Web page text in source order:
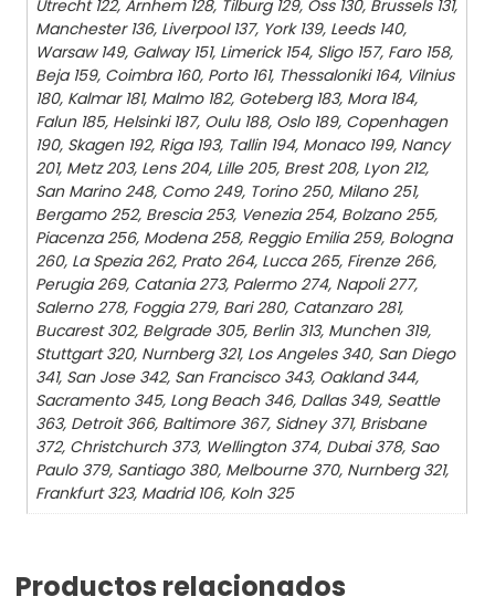
Utrecht 122, Arnhem 128, Tilburg 129, Oss 130, Brussels 131,
Manchester 136, Liverpool 137, York 139, Leeds 140,
Warsaw 149, Galway 151, Limerick 154, Sligo 157, Faro 158,
Beja 159, Coimbra 160, Porto 161, Thessaloniki 164, Vilnius
180, Kalmar 181, Malmo 182, Goteberg 183, Mora 184,
Falun 185, Helsinki 187, Oulu 188, Oslo 189, Copenhagen
190, Skagen 192, Riga 193, Tallin 194, Monaco 199, Nancy
201, Metz 203, Lens 204, Lille 205, Brest 208, Lyon 212,
San Marino 248, Como 249, Torino 250, Milano 251,
Bergamo 252, Brescia 253, Venezia 254, Bolzano 255,
Piacenza 256, Modena 258, Reggio Emilia 259, Bologna
260, La Spezia 262, Prato 264, Lucca 265, Firenze 266,
Perugia 269, Catania 273, Palermo 274, Napoli 277,
Salerno 278, Foggia 279, Bari 280, Catanzaro 281,
Bucarest 302, Belgrade 305, Berlin 313, Munchen 319,
Stuttgart 320, Nurnberg 321, Los Angeles 340, San Diego
341, San Jose 342, San Francisco 343, Oakland 344,
Sacramento 345, Long Beach 346, Dallas 349, Seattle
363, Detroit 366, Baltimore 367, Sidney 371, Brisbane
372, Christchurch 373, Wellington 374, Dubai 378, Sao
Paulo 379, Santiago 380, Melbourne 370, Nurnberg 321,
Frankfurt 323, Madrid 106, Koln 325
Productos relacionados